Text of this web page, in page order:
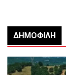
ΔΗΜΟΦΙΛΉ